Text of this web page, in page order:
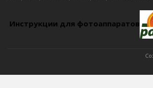
Инструкции для фотоаппаратов